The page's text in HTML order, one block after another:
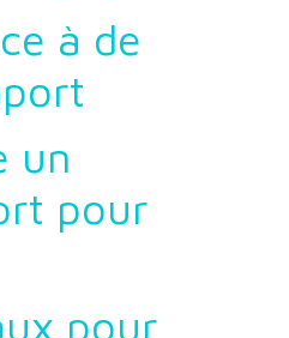
à de
un
pour
pour